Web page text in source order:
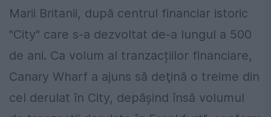
Marii Britanii, după centrul financiar istoric
"City" care s-a dezvoltat de-a lungul a 500
de ani. Ca volum al tranzacțiilor financiare,
Canary Wharf a ajuns să deţină o treime din
cel derulat în City, depăşind însă volumul